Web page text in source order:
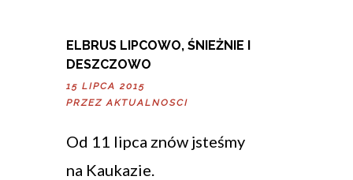
ELBRUS LIPCOWO, ŚNIEŻNIE I
DESZCZOWO
15 LIPCA 2015
PRZEZ AKTUALNOSCI
Od 11 lipca znów jsteśmy
na Kaukazie.